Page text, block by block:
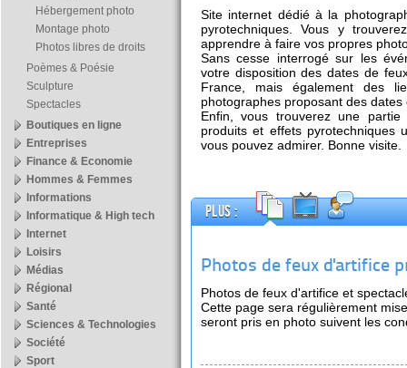
Site internet dédié à la
pyrotechniques. Vous y
apprendre à faire vos propres
Sans cesse interrogé sur les
votre disposition des dates de
France, mais également des
photographes proposant des
Enfin, vous trouverez une
produits et effets pyrotechniques
vous pouvez admirer. Bonne visite.
Plus :
Photos de feux d'artifice
Photos de feux d'artifice et
Cette page sera régulièrement
seront pris en photo suivent les
Hébergement photo
Montage photo
Photos libres de droits
Poèmes & Poésie
Sculpture
Spectacles
Boutiques en ligne
Entreprises
Finance & Economie
Hommes & Femmes
Informations
Informatique & High tech
Internet
Loisirs
Médias
Régional
Santé
Sciences & Technologies
Société
Sport